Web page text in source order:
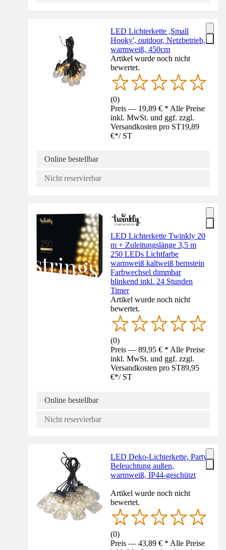
LED Lichterkette ,Small
Hooky', outdoor, Netzbetrieb,
warmweiß, 450cm
Artikel wurde noch nicht
bewertet.
(0)
Preis — 19,89 € * Alle Preise
inkl. MwSt. und ggf. zzgl.
Versandkosten pro ST19,89
€*/ ST
Online bestellbar
Nicht reservierbar
LED Lichterkette Twinkly 20
m + Zuleitungslänge 3,5 m
250 LEDs Lichtfarbe
warmweiß kaltweiß bernstein
Farbwechsel dimmbar
blinkend inkl. 24 Stunden
Timer
Artikel wurde noch nicht
bewertet.
(0)
Preis — 89,95 € * Alle Preise
inkl. MwSt. und ggf. zzgl.
Versandkosten pro ST89,95
€*/ ST
Online bestellbar
Nicht reservierbar
LED Deko-Lichterkette, Party
Beleuchtung außen,
warmweiß, IP44-geschützt
Artikel wurde noch nicht
bewertet.
(0)
Preis — 43,89 € * Alle Preise